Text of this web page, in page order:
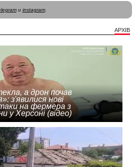
и instagram.
АРХІВ
а дрон почав
з'явилися нові
на фермера з
у Херсоні (відео)